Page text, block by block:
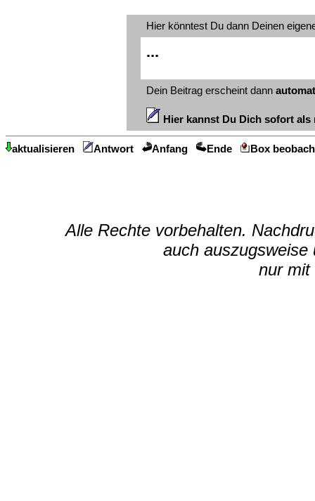
Hier könntest Du dann Deinen
...
Dein Beitrag erscheint dann
Hier kannst Du Dich sofort
aktualisieren Antwort Anfang Ende Box
Alle Rechte vorbehalten.
auch auszugsweise
nur mit